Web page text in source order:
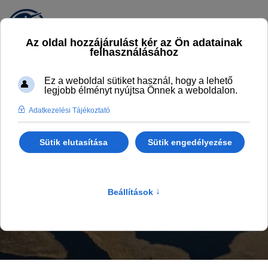
ÉLMÉNYFALU BLOG
Programok, aktualitások